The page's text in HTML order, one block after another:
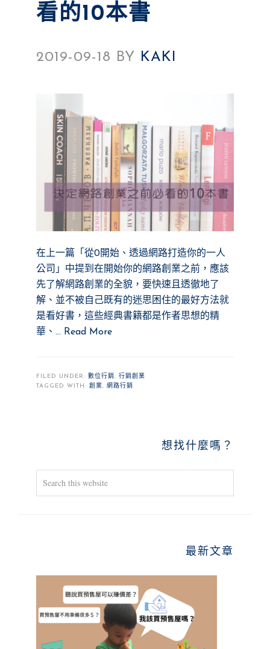
看的10本書
2019-09-18 BY KAKI
在上一篇「從0開始、透過網路打造你的一人
公司」中提到在開始你的網路創業之前，應該
先了解網路創業的全貌，要快速且透徹地了
解、並不被自己既有的迷思困住的最好方法就
是看好書，這些經典書籍都是作者思想的精
華、… Read More
FILED UNDER: 數位行銷, 行銷創業
TAGGED WITH: 創業, 網路行銷
想找什麼嗎？
this
最新文章